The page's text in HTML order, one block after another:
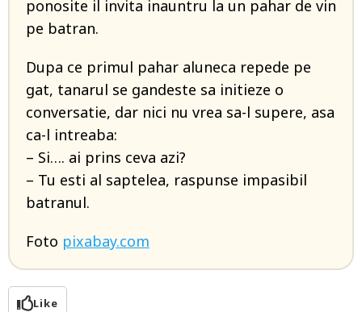
ponosite il invita inauntru la un pahar de vin
pe batran.
Dupa ce primul pahar aluneca repede pe
gat, tanarul se gandeste sa initieze o
conversatie, dar nici nu vrea sa-l supere, asa
ca-l intreaba:
– Si…. ai prins ceva azi?
– Tu esti al saptelea, raspunse impasibil
batranul.
Foto pixabay.com
Like